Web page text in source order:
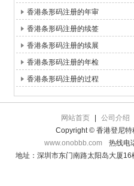
香港条形码注册的年审
香港条形码注册的续签
香港条形码注册的续展
香港条形码注册的年检
香港条形码注册的过程
网站首页
公司介绍
Copyright © 香港登尼特
www.onobbb.com
热线电
地址：深圳市东门南路太阳岛大厦